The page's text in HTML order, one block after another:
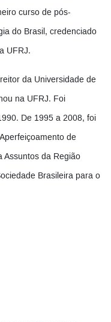
curso de pós-
do Brasil, credenciado
UFRJ.
da Universidade de
na UFRJ. Foi
De 1995 a 2008, foi
de
Assuntos da Região
Brasileira para o